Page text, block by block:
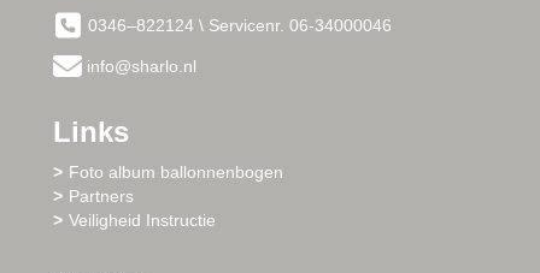
0346–822124 \ Servicenr. 06-34000046
info@sharlo.nl
Links
Foto album ballonnenbogen
Partners
Veiligheid Instructie